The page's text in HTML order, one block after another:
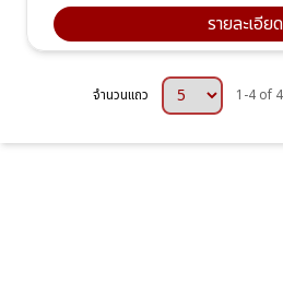
ช่วยจัดทำ Content สำหรับช่องทางออน
และช่วยผลิตคลิปวิดีโอสำหรับ Social
ช่วยคิดไอเดียและจัดทำ Script สำหรั
สนับสนุนการจัดทำสื่อประชาสัมพันธ์แ
ช่วยรวบรวมข้อมูล วิเคราะห์แนวโน้ม
ของคู่แข่งและตลาดที่เกี่ยวข้อง
รับมอบหมาย
รายละเอียด
จำนวนแถว 1 -4 of 4